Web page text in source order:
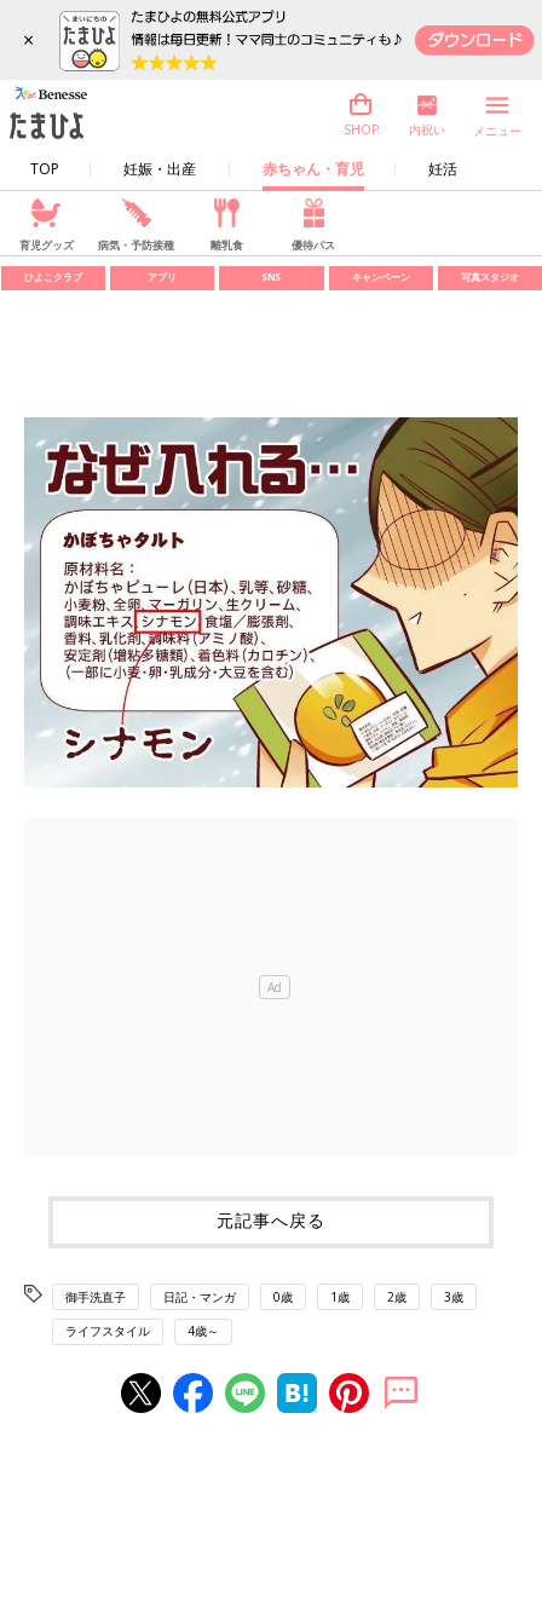
×
TOP 妊娠・出産 赤ちゃん・育児 妊活
SHOP 内祝い メニュー
育児グッズ 病気・予防接種 離乳食 優待パス
ひよこクラブ アプリ SNS キャンペーン 写真スタジオ
元記事へ戻る
御手洗直子 日記・マンガ 0歳 1歳 2歳 3歳
ライフスタイル 4歳～